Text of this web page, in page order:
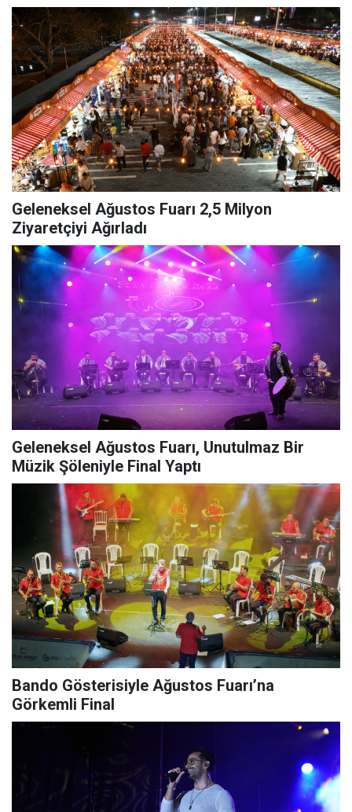
Geleneksel Ağustos Fuarı 2,5 Milyon
Ziyaretçiyi Ağırladı
Geleneksel Ağustos Fuarı, Unutulmaz Bir
Müzik Şöleniyle Final Yaptı
Bando Gösterisiyle Ağustos Fuarı’na
Görkemli Final